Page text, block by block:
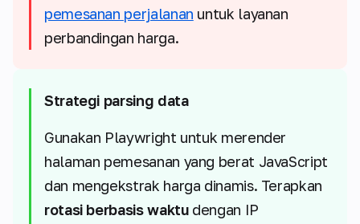
pemesanan perjalanan untuk layanan
perbandingan harga.
Strategi parsing data
Gunakan Playwright untuk merender
halaman pemesanan yang berat JavaScript
dan mengekstrak harga dinamis. Terapkan
rotasi berbasis waktudengan IP